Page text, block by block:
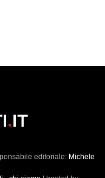
editoriale: Michele